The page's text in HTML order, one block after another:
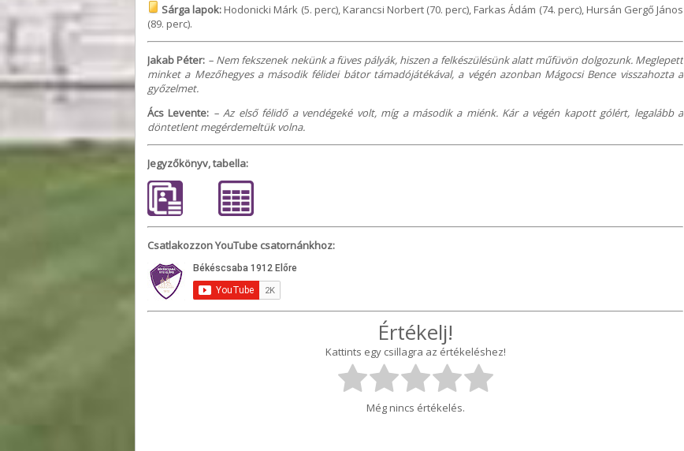
Sárga lapok: Hodonicki Márk (5. perc), Karancsi Norbert (70. perc), Farkas Ádám (74. perc), Hursán Gergő János
(89. perc).
Jakab Péter: – Nem fekszenek nekünk a füves pályák, hiszen a felkészülésünk alatt műfüvön dolgozunk. Meglepett
minket a Mezőhegyes a második félidei bátor támadójátékával, a végén azonban Mágocsi Bence visszahozta a
győzelmet.
Ács Levente: – Az első félidő a vendégeké volt, míg a második a miénk. Kár a végén kapott gólért, legalább a
döntetlent megérdemeltük volna.
Jegyzőkönyv, tabella:
Csatlakozzon YouTube csatornánkhoz:
Értékelj!
Kattints egy csillagra az értékeléshez!
Még nincs értékelés.